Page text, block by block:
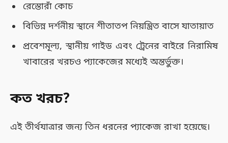
রেস্তোরাঁ কোচ
বিভিন্ন দর্শনীয় স্থানে শীতাতপ নিয়ন্ত্রিত বাসে যাতায়াত
প্রবেশমূল্য, স্থানীয় গাইড এবং ট্রেনের বাইরে নিরামিষ
খাবারের খরচও প্যাকেজের মধ্যেই অন্তর্ভুক্ত।
কত খরচ?
এই তীর্থযাত্রার জন্য তিন ধরনের প্যাকেজ রাখা হয়েছে।